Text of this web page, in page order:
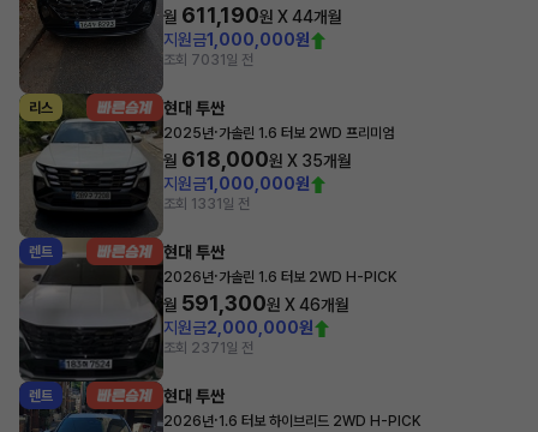
월 611,190원 X44개월
지원금1,000,000원
조회 7031일 전
리스 현대 투싼
2025년·가솔린 1.6 터보 2WD 프리미엄
월 618,000원 X 35개월
지원금1,000,000원
조회 1331일 전
렌트 현대 투싼
2026년·가솔린 1.6 터보 2WD H-PICK
월 591,300원 X46개월
지원금2,000,000원
조회 2371일 전
렌트 현대 투싼
2026년·1.6 터보 하이브리드 2WD H-PICK